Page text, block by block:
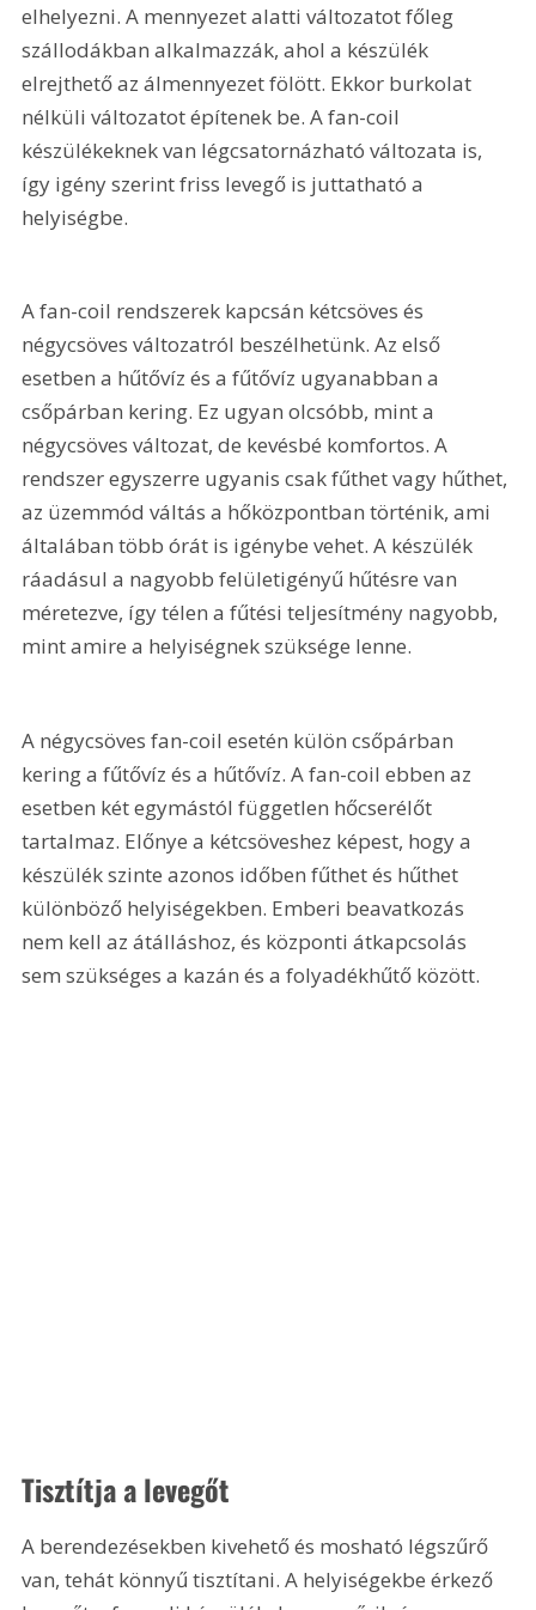
elhelyezni. A mennyezet alatti változatot főleg
szállodákban alkalmazzák, ahol a készülék
elrejthető az álmennyezet fölött. Ekkor burkolat
nélküli változatot építenek be. A fan-coil
készülékeknek van légcsatornázható változata is,
így igény szerint friss levegő is juttatható a
helyiségbe.
A fan-coil rendszerek kapcsán kétcsöves és
négycsöves változatról beszélhetünk. Az első
esetben a hűtővíz és a fűtővíz ugyanabban a
csőpárban kering. Ez ugyan olcsóbb, mint a
négycsöves változat, de kevésbé komfortos. A
rendszer egyszerre ugyanis csak fűthet vagy hűthet,
az üzemmód váltás a hőközpontban történik, ami
általában több órát is igénybe vehet. A készülék
ráadásul a nagyobb felületigényű hűtésre van
méretezve, így télen a fűtési teljesítmény nagyobb,
mint amire a helyiségnek szüksége lenne.
A négycsöves fan-coil esetén külön csőpárban
kering a fűtővíz és a hűtővíz. A fan-coil ebben az
esetben két egymástól független hőcserélőt
tartalmaz. Előnye a kétcsöveshez képest, hogy a
készülék szinte azonos időben fűthet és hűthet
különböző helyiségekben. Emberi beavatkozás
nem kell az átálláshoz, és központi átkapcsolás
sem szükséges a kazán és a folyadékhűtő között.
Tisztítja a levegőt
A berendezésekben kivehető és mosható légszűrő
van, tehát könnyű tisztítani. A helyiségekbe érkező